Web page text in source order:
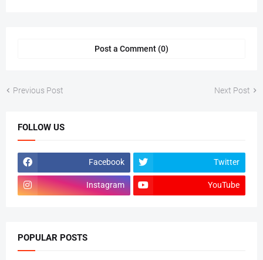
Post a Comment (0)
Previous Post Next Post
FOLLOW US
Facebook Twitter
Instagram YouTube
POPULAR POSTS